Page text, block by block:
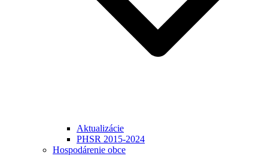
Aktualizácie
PHSR 2015-2024
Hospodárenie obce